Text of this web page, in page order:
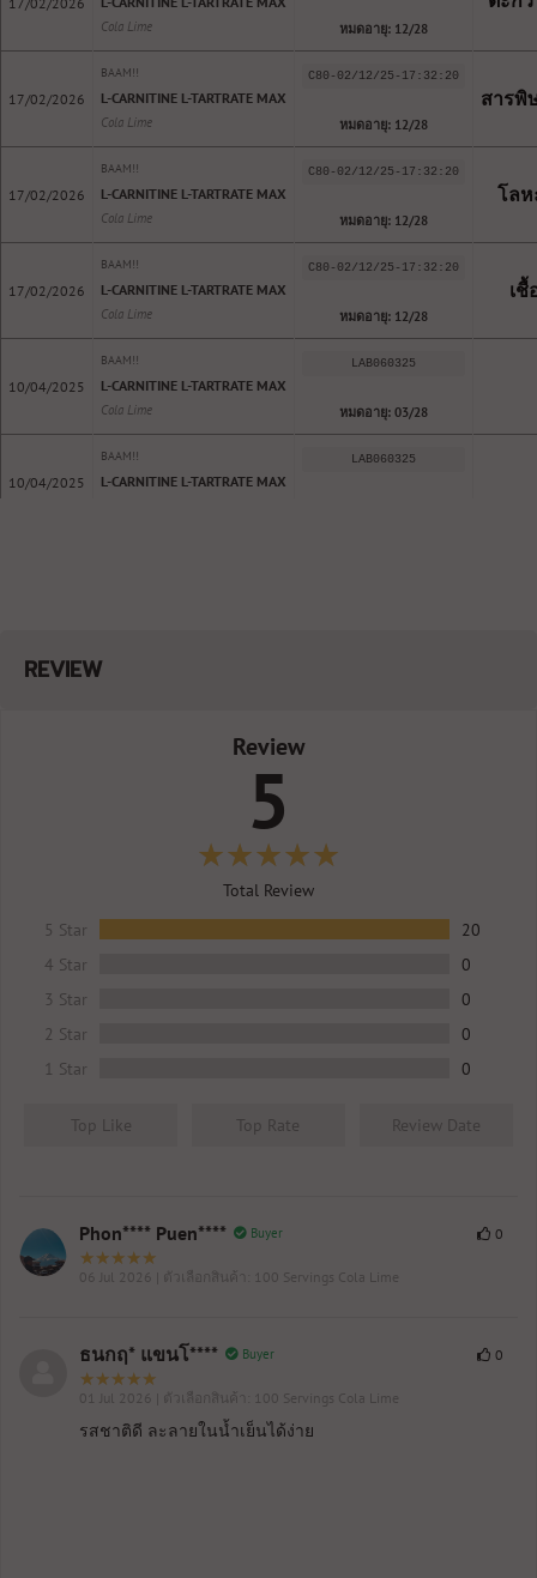
Cola Lime หมดอายุ: 12/28
17/02/2026
BAAM!!
L-CARNITINE L-TARTRATE MAX
Cola Lime
C80-02/12/25-17:32:20
หมดอายุ: 12/28
สารพิ
17/02/2026
BAAM!!
L-CARNITINE L-TARTRATE MAX
Cola Lime
C80-02/12/25-17:32:20
หมดอายุ: 12/28
โลห
17/02/2026
BAAM!!
L-CARNITINE L-TARTRATE MAX
Cola Lime
C80-02/12/25-17:32:20
หมดอายุ: 12/28
เชื้
10/04/2025
BAAM!!
L-CARNITINE L-TARTRATE MAX
Cola Lime
LAB060325
หมดอายุ: 03/28
10/04/2025
BAAM!!
L-CARNITINE L-TARTRATE MAX
LAB060325
REVIEW
Review
5
Total Review
5 Star
20
4 Star
0
3 Star
0
2 Star
0
1 Star
0
Top Like Top Rate Review Date
Phon**** Puen**** Buyer
06 Jul 2026 | ตัวเลือกสินค้า: 100 Servings Cola Lime
0
ธนกฤ* แขนโ**** Buyer
01 Jul 2026 | ตัวเลือกสินค้า: 100 Servings Cola Lime
0
รสชาติดี ละลายในน้ำเย็นได้ง่าย